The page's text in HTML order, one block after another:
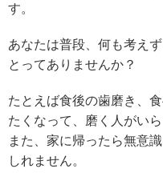
す。
あなたは普段、何も考え
とってありませんか？
たとえば食後の歯磨き、
たくなって、磨く人がい
また、家に帰ったら無意
しれません。